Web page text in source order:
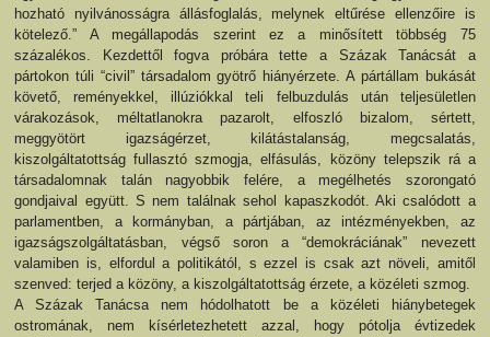
hozható nyilvánosságra állásfoglalás, melynek eltűrése ellenzőire is
kötelező.” A megállapodás szerint ez a minősített többség 75
százalékos. Kezdettől fogva próbára tette a Százak Tanácsát a
pártokon túli “civil” társadalom gyötrő hiányérzete. A pártállam bukását
követő, reményekkel, illúziókkal teli felbuzdulás után teljesületlen
várakozások, méltatlanokra pazarolt, elfoszló bizalom, sértett,
meggyötört igazságérzet, kilátástalanság, megcsalatás,
kiszolgáltatottság fullasztó szmogja, elfásulás, közöny telepszik rá a
társadalomnak talán nagyobbik felére, a megélhetés szorongató
gondjaival együtt. S nem találnak sehol kapaszkodót. Aki csalódott a
parlamentben, a kormányban, a pártjában, az intézményekben, az
igazságszolgáltatásban, végső soron a “demokráciának” nevezett
valamiben is, elfordul a politikától, s ezzel is csak azt növeli, amitől
szenved: terjed a közöny, a kiszolgáltatottság érzete, a közéleti szmog.
A Százak Tanácsa nem hódolhatott be a közéleti hiánybetegek
ostromának, nem kísérletezhetett azzal, hogy pótolja évtizedek